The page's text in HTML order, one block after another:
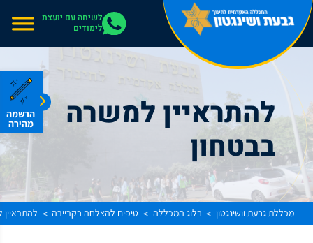
אתר בהרצה
הרשמה
מהירה
לשיחה עם יועצת
לימודים
מכללת גבעת וושינגטון > בלוג המכללה > טיפים להצלחה בקריירה >
להתראיין למשרה
בבטחון